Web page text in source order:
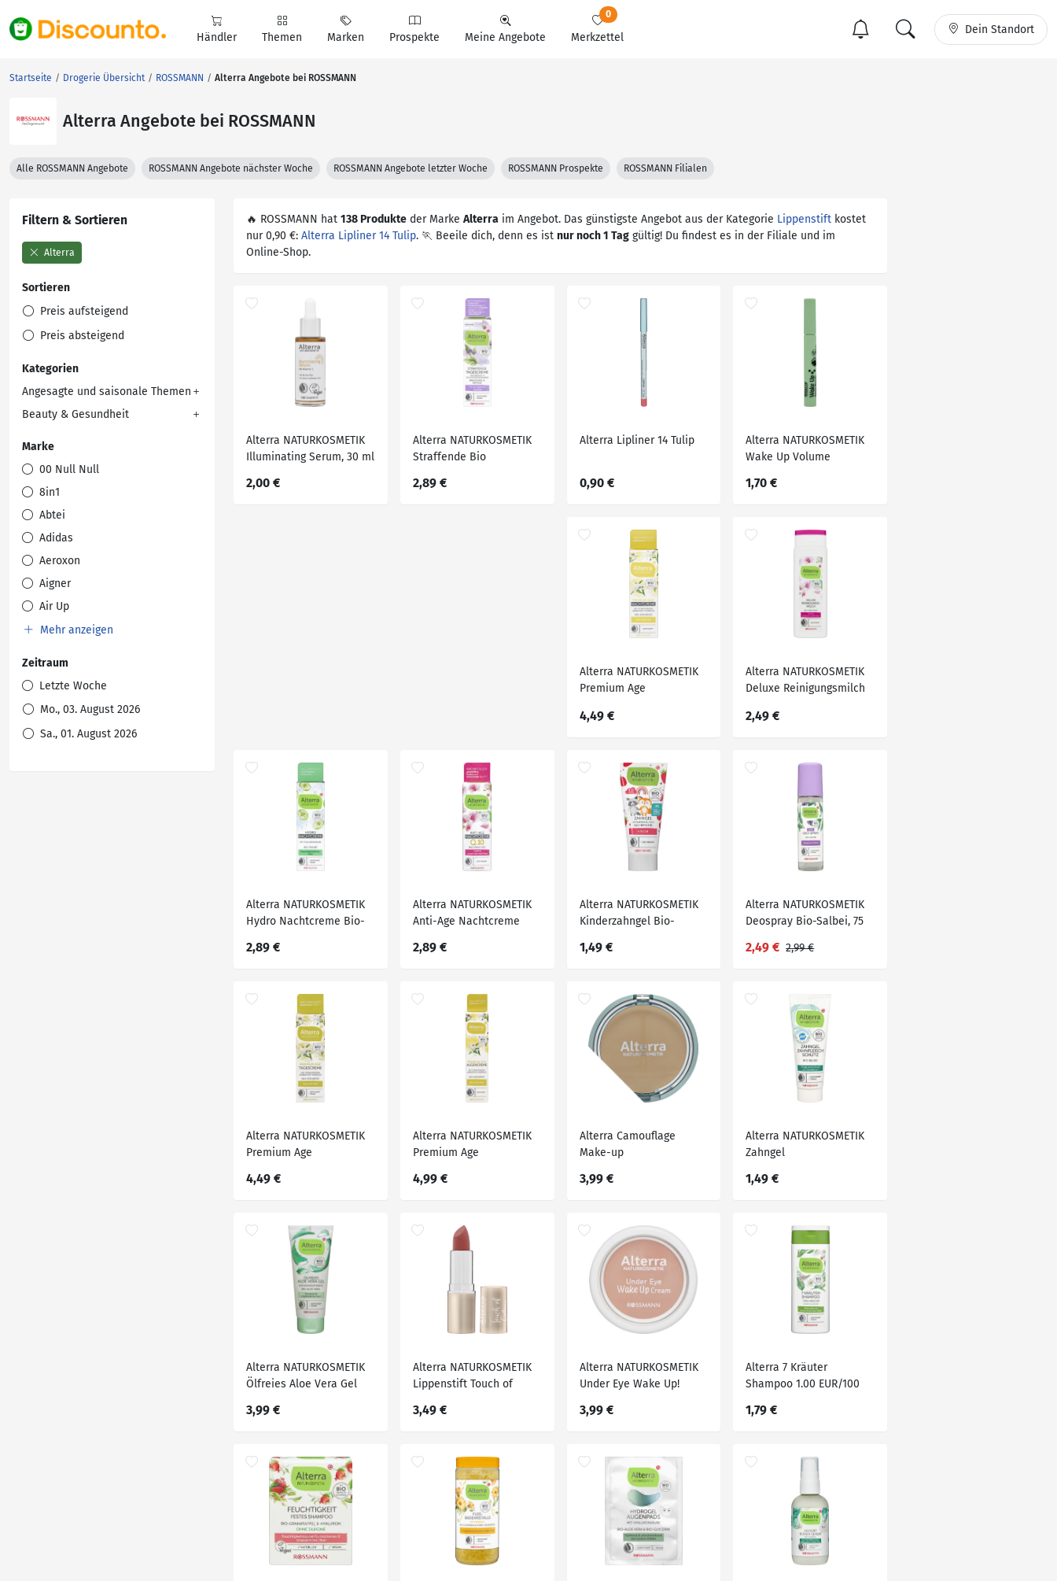
Händler Themen Marken Prospekte Meine Angebote Merkzettel
0
Dein Standort
Startseite Drogerie Übersicht ROSSMANN Alterra Angebote bei ROSSMANN
Alterra Angebote bei ROSSMANN
Alle ROSSMANN Angebote ROSSMANN Angebote nächster Woche ROSSMANN Angebote letzter Woche ROSSMANN Prospekte ROSSMANN Filialen
Filtern & Sortieren
Alterra
Sortieren
Preis aufsteigend
Preis absteigend
Kategorien
Angesagte und saisonale Themen
Beauty & Gesundheit
Marke
00 Null Null
8in1
Abtei
Adidas
Aeroxon
Aigner
Air Up
Mehr anzeigen
Zeitraum
Letzte Woche
Mo., 03. August 2026
Sa., 01. August 2026
🔥 ROSSMANN hat 138 Produkte der Marke Alterra im Angebot. Das günstigste Angebot aus der Kategorie Lippenstift kostet
nur 0,90 €: Alterra Lipliner 14 Tulip. 🏃 Beeile dich, denn es ist nur noch 1 Tag gültig! Du findest es in der Filiale und im
Online-Shop.
Alterra NATURKOSMETIK
Illuminating Serum, 30 ml
2,00 €
Alterra NATURKOSMETIK
Straffende Bio
2,89 €
Alterra Lipliner 14 Tulip
0,90 €
Alterra NATURKOSMETIK
Wake Up Volume
1,70 €
Alterra NATURKOSMETIK
Premium Age
Edelweiss, 50 ml
4,49 €
Alterra NATURKOSMETIK
Deluxe Reinigungsmilch
2,49 €
Alterra NATURKOSMETIK
Hydro Nachtcreme Bio-
Tee, 50 ml
2,89 €
Alterra NATURKOSMETIK
Anti-Age Nachtcreme
2,89 €
Alterra NATURKOSMETIK
Kinderzahngel Bio-
1,49 €
Alterra NATURKOSMETIK
Deospray Bio-Salbei, 75
2,49 € 2,99 €
Alterra NATURKOSMETIK
Premium Age
Edelweiss, 50 ml
4,49 €
Alterra NATURKOSMETIK
Premium Age
Edelweiss
4,99 €
Alterra Camouflage
Make-up
3,99 €
Alterra NATURKOSMETIK
Zahngel
1,49 €
Alterra NATURKOSMETIK
Ölfreies Aloe Vera Gel
3,99 €
Alterra NATURKOSMETIK
Lippenstift Touch of
4,2 g
3,49 €
Alterra NATURKOSMETIK
Under Eye Wake Up!
3,99 €
Alterra 7 Kräuter
Shampoo 1.00 EUR/100
1,79 €